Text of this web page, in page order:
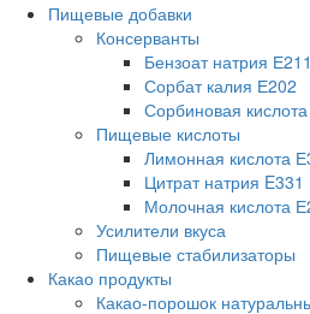
Пищевые добавки
Консерванты
Бензоат натрия Е211
Сорбат калия Е202
Сорбиновая
Пищевые кислоты
Лимонная кислота
Цитрат натрия E331
Молочная кислота
Усилители вкуса
Пищевые стабилизаторы
Какао продукты
Какао-порошок